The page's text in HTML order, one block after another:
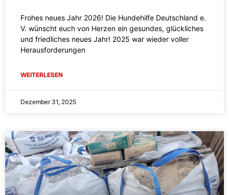
Frohes neues Jahr 2026! Die Hundehilfe Deutschland e.
V. wünscht euch von Herzen ein gesundes, glückliches
und friedliches neues Jahr! 2025 war wieder voller
Herausforderungen
WEITERLESEN
Dezember 31, 2025